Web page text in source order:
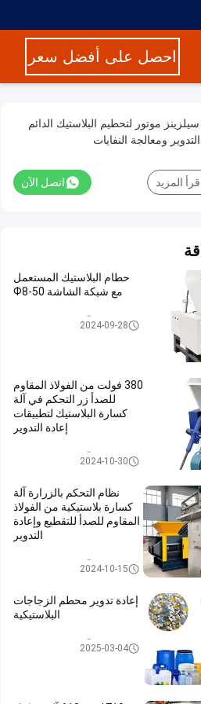
احصل على أفضل سعر
موتور لتحطيم البلاستيك الدائم
ومعالجة النفايات
اتصل الآن المزيد
حطام البلاستيك المستعمل
مع شبكة الشاشة Ф8-50
آلة كسارة البلاستيك2024-09-28
380 فولت من الفولاذ المقاوم
للصدأ زر التحكم في آلة
كسارة البلاستيك لتطبيقات
إعادة التدوير
آلة كسارة البلاستيك2024-10-30
نظام التحكم بالزرارة آلة
كسارة بلاستيكية من الفولاذ
المقاوم للصدأ للتقطيع وإعادة
التدوير
آلة كسارة البلاستيك2024-10-15
إعادة تدوير محطم الزجاجات
البلاستيكية
آلة كسارة البلاستيك2025-03-04